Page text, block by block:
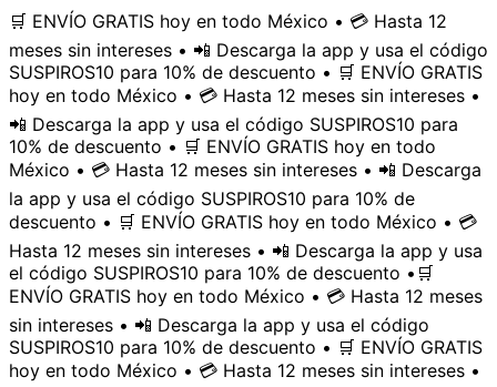
🛒 ENVÍO GRATIS hoy en todo México • 💳 Hasta 12
meses sin intereses • 📲 Descarga la app y usa el código
SUSPIROS10 para 10% de descuento • 🛒 ENVÍO GRATIS
hoy en todo México • 💳 Hasta 12 meses sin intereses •
📲 Descarga la app y usa el código SUSPIROS10 para
10% de descuento • 🛒 ENVÍO GRATIS hoy en todo
México • 💳 Hasta 12 meses sin intereses • 📲 Descarga
la app y usa el código SUSPIROS10 para 10% de
descuento • 🛒 ENVÍO GRATIS hoy en todo México • 💳
Hasta 12 meses sin intereses • 📲 Descarga la app y usa
el código SUSPIROS10 para 10% de descuento • 🛒
ENVÍO GRATIS hoy en todo México • 💳 Hasta 12 meses
sin intereses • 📲 Descarga la app y usa el código
SUSPIROS10 para 10% de descuento • 🛒 ENVÍO GRATIS
hoy en todo México • 💳 Hasta 12 meses sin intereses •